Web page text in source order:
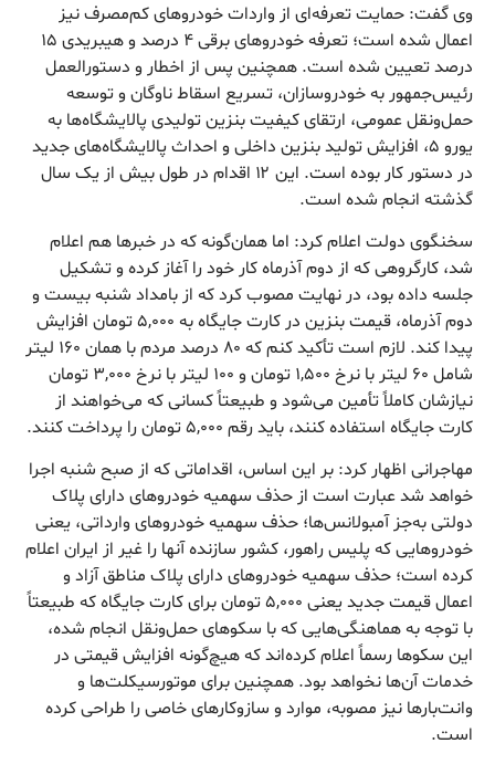
وی گفت: حمایت تعرفه‌ای از واردات خودروهای کم‌مصرف نیز
اعمال شده است؛ تعرفه خودروهای برقی ۴ درصد و هیبریدی ۱۵
درصد تعیین شده است. همچنین پس از اخطار و دستورالعمل
رئیس‌جمهور به خودروسازان، تسریع اسقاط ناوگان و توسعه
حمل‌ونقل عمومی، ارتقای کیفیت بنزین تولیدی پالایشگاه‌ها به
یورو ۵، افزایش تولید بنزین داخلی و احداث پالایشگاه‌های جدید
در دستور کار بوده است. این ۱۲ اقدام در طول بیش از یک سال
گذشته انجام شده است.
سخنگوی دولت اعلام کرد: اما همان‌گونه که در خبرها هم اعلام
شد، کارگروهی که از دوم آذرماه کار خود را آغاز کرده و تشکیل
جلسه داده بود، در نهایت مصوب کرد که از بامداد شنبه بیست و
دوم آذرماه، قیمت بنزین در کارت جایگاه به ۵,۰۰۰ تومان افزایش
پیدا کند. لازم است تأکید کنم که ۸۰ درصد مردم با همان ۱۶۰ لیتر
شامل ۶۰ لیتر با نرخ ۱,۵۰۰ تومان و ۱۰۰ لیتر با نرخ ۳,۰۰۰ تومان
نیازشان کاملاً تأمین می‌شود و طبیعتاً کسانی که می‌خواهند از
کارت جایگاه استفاده کنند، باید رقم ۵,۰۰۰ تومان را پرداخت کنند.
مهاجرانی اظهار کرد: بر این اساس، اقداماتی که از صبح شنبه اجرا
خواهد شد عبارت است از حذف سهمیه خودروهای دارای پلاک
دولتی به‌جز آمبولانس‌ها؛ حذف سهمیه خودروهای وارداتی، یعنی
خودروهایی که پلیس راهور، کشور سازنده آنها را غیر از ایران اعلام
کرده است؛ حذف سهمیه خودروهای دارای پلاک مناطق آزاد و
اعمال قیمت جدید یعنی ۵,۰۰۰ تومان برای کارت جایگاه که طبیعتاً
با توجه به هماهنگی‌هایی که با سکوهای حمل‌ونقل انجام شده،
این سکوها رسماً اعلام کرده‌اند که هیچ‌گونه افزایش قیمتی در
خدمات آن‌ها نخواهد بود. همچنین برای موتورسیکلت‌ها و
وانت‌بارها نیز مصوبه، موارد و سازوکارهای خاصی را طراحی کرده
است.